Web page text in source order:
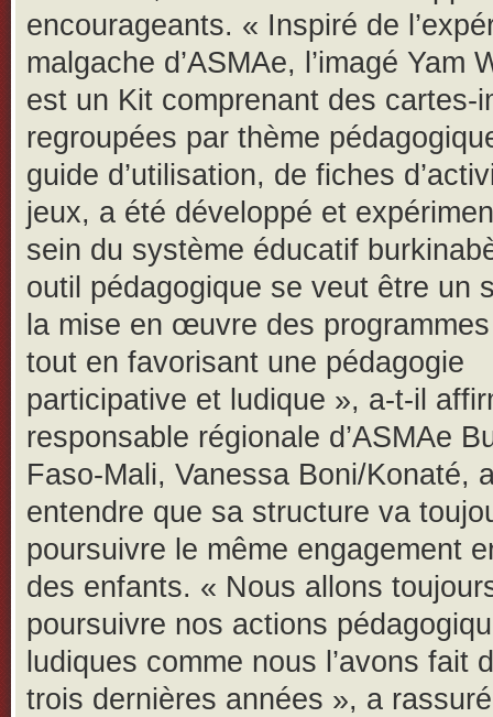
encourageants. « Inspiré de
malgache d’ASMAe, l’imagé Yam
est un Kit comprenant des cartes-
regroupées par thème
guide d’utilisation, de fiches
jeux, a été développé et
sein du système éducatif
outil pédagogique se veut être un
la mise en œuvre des
tout en favorisant une pédagogie
participative et ludique », a-t-il
responsable régionale d’ASMAe
Faso-Mali, Vanessa Boni/Konaté,
entendre que sa structure va
poursuivre le même engagement
des enfants. « Nous allons
poursuivre nos actions
ludiques comme nous l’avons fait
trois dernières années », a